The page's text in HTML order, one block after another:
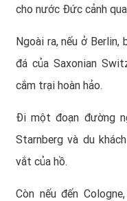
cho nước Đức cảnh
Ngoài ra, nếu ở Berlin,
đá của Saxonian
cắm trại hoàn hảo.
Đi một đoạn đường
Starnberg và du
vắt của hồ.
Còn nếu đến